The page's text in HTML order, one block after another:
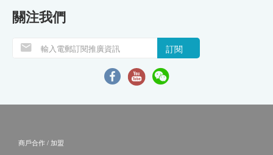
關注我們
訂閱
商戶合作 / 加盟